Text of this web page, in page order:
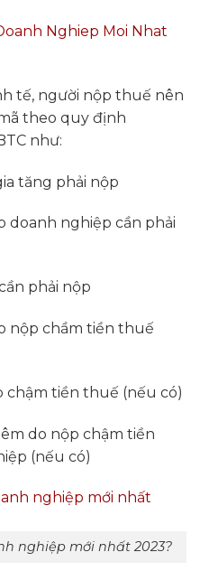
tế, người nộp thuế nên
theo quy định
như:
tăng phải nộp
doanh nghiệp cần phải
phải nộp
nộp chầm tiền thuế
chậm tiền thuế (nếu có)
do nộp chậm tiền
(nếu có)
nghiệp mới nhất 2023?